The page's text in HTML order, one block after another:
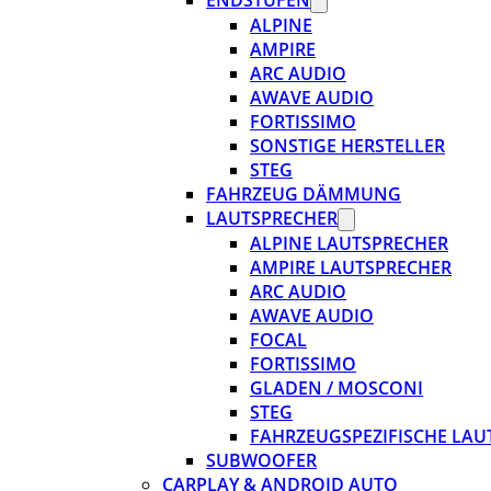
ALPINE
AMPIRE
ARC AUDIO
AWAVE AUDIO
FORTISSIMO
SONSTIGE HERSTELLER
STEG
FAHRZEUG DÄMMUNG
LAUTSPRECHER
ALPINE LAUTSPRECHER
AMPIRE LAUTSPRECHER
ARC AUDIO
AWAVE AUDIO
FOCAL
FORTISSIMO
GLADEN / MOSCONI
STEG
FAHRZEUGSPEZIFISCHE
SUBWOOFER
CARPLAY & ANDROID AUTO